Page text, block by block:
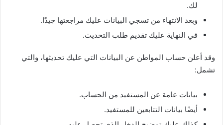
لك.
وبعد الانتهاء من تسجي البيانات عليك مراجعتها جيدًا.
في النهاية عليك تقديم طلب التحديث.
وقد أعلن حساب المواطن عن البيانات التي عليك تحديثها، والتي
تشمل:
بيانات عامة عن المستفيد من الحساب.
أيضًا بيانات التتابعين للمستفيد.